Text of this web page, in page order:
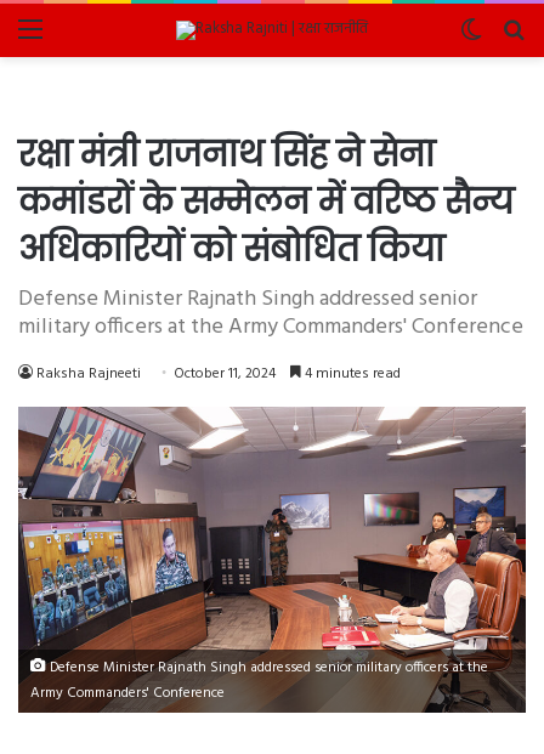
Menu
Switch
skin
रक्षा मंत्री राजनाथ सिंह ने सेना
कमांडरों के सम्मेलन में वरिष्ठ सैन्य
अधिकारियों को संबोधित किया
Defense Minister Rajnath Singh addressed senior
military officers at the Army Commanders' Conference
Raksha Rajneeti October 11, 2024 4 minutes read
Defense Minister Rajnath Singh addressed senior military officers at the
Army Commanders' Conference